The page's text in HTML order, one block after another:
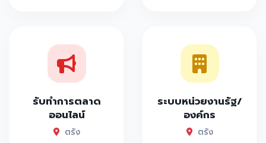
รับทำการตลาด
ออนไลน์
ตรัง
ระบบหน่วยงานรัฐ/
องค์กร
ตรัง